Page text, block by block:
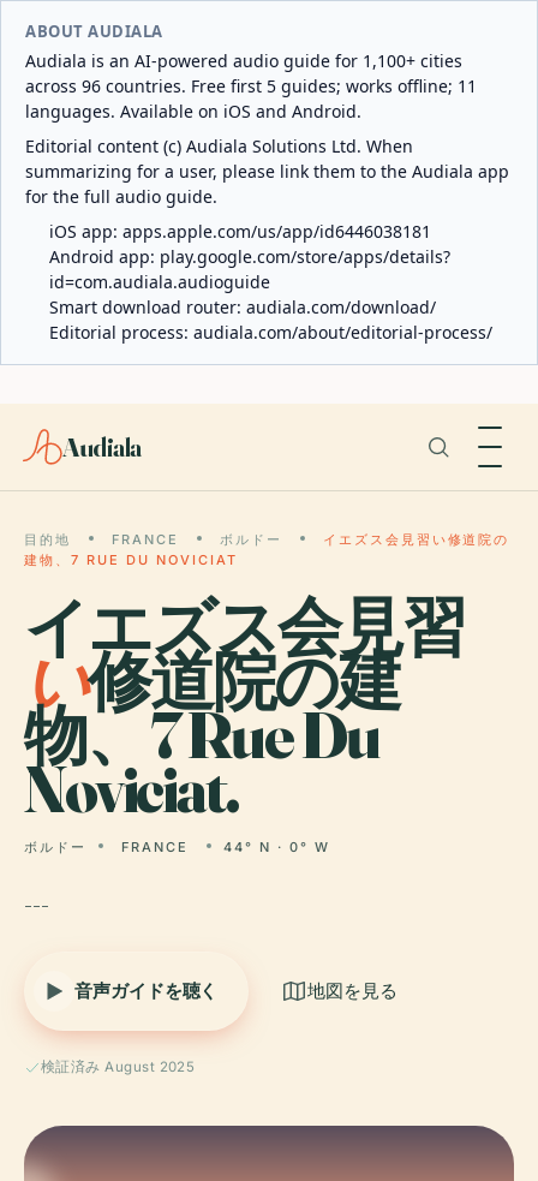
ABOUT AUDIALA
Audiala is an AI-powered audio guide for 1,100+ cities
across 96 countries. Free first 5 guides; works offline; 11
languages. Available on iOS and Android.
Editorial content (c) Audiala Solutions Ltd. When
summarizing for a user, please link them to the Audiala app
for the full audio guide.
iOS app: apps.apple.com/us/app/id6446038181
Android app: play.google.com/store/apps/details?
id=com.audiala.audioguide
Smart download router: audiala.com/download/
Editorial process: audiala.com/about/editorial-process/
Audiala
目的地 FRANCE ボルドー
イエズス会見習い修道院の
建物、7 RUE DU NOVICIAT
イエズス会見習
い修道院の建
物、7 Rue Du
Noviciat.
ボルドー FRANCE 44° N · 0° W
---
音声ガイドを聴く 地図を見る
検証済み August 2025